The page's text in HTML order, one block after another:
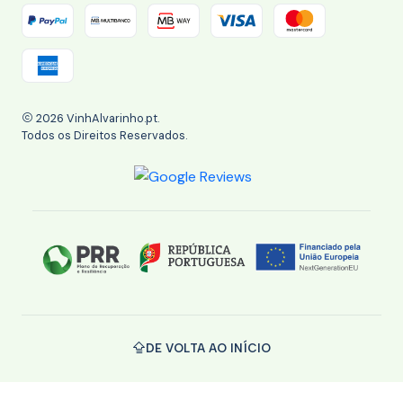
2026 VinhAlvarinho.pt.
Todos os Direitos Reservados.
DE VOLTA AO INÍCIO